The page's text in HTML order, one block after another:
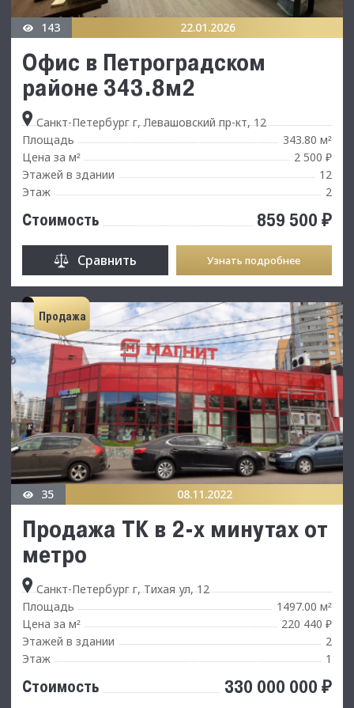
143 22.01.2026
Офис в Петроградском
районе 343.8м2
Санкт-Петербург г, Левашовский пр-кт, 12
Площадь
343.80 м²
Цена за м²
2 500 ₽
Этажей в здании
12
Этаж
2
Стоимость 859 500 ₽
Сравнить Узнать подробнее
Продажа
35 08.11.2022
Продажа ТК в 2-х минутах от
метро
Санкт-Петербург г, Тихая ул, 12
Площадь
1497.00 м²
Цена за м²
220 440 ₽
Этажей в здании
2
Этаж
1
Стоимость 330 000 000 ₽